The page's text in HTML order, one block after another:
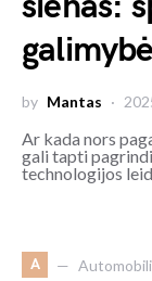
by Mantas
Ar kada nors
gali tapti
technologijos
A